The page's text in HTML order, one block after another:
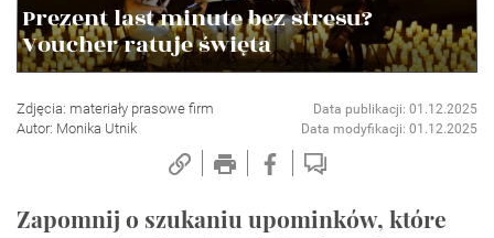
Prezent last minute bez stresu?
Voucher ratuje święta
Zdjęcia: materiały prasowe firm
Autor: Monika Utnik
Data publikacji: 01.12.2025
Data modyfikacji: 01.12.2025
Zapomnij o szukaniu upominków, które